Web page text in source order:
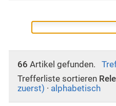
66 Artikel gefunden.
Trefferliste sortieren
zuerst) · alphabetisch